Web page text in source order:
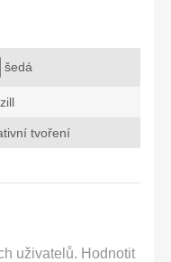
šedá
tvoření
uživatelů. Hodnotit